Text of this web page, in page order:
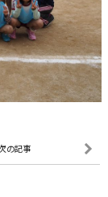
の記事